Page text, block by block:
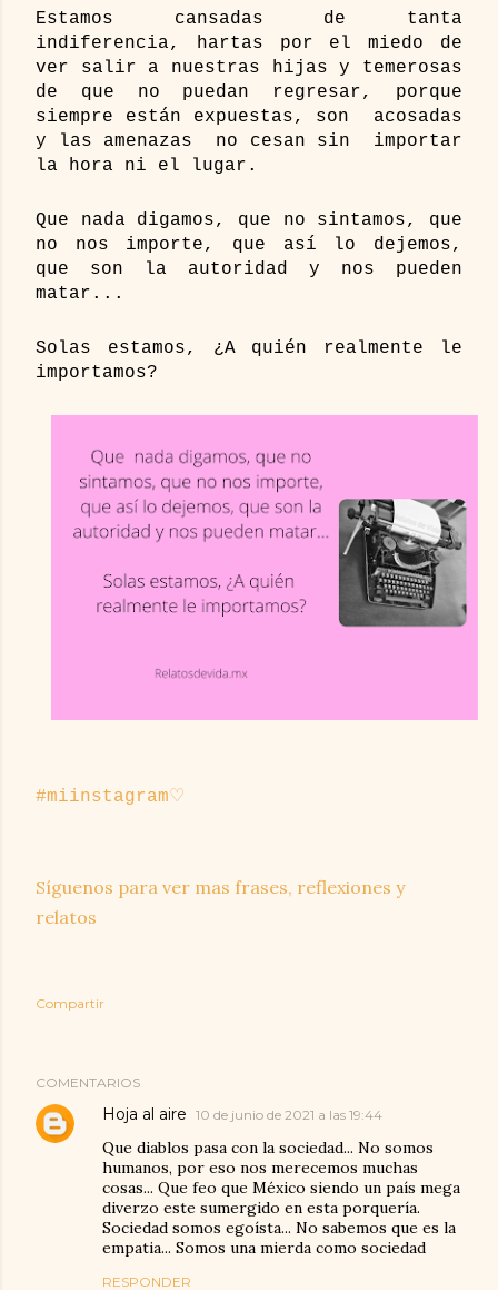
Estamos cansadas de tanta
indiferencia, hartas por el miedo de
ver salir a nuestras hijas y temerosas
de que no puedan regresar, porque
siempre están expuestas, son  acosadas
y las amenazas  no cesan sin  importar
la hora ni el lugar.
Que nada digamos, que no sintamos, que
no nos importe, que así lo dejemos,
que son la autoridad y nos pueden
matar...
Solas estamos, ¿A quién realmente le
importamos?
#miinstagram♡
Síguenos para ver mas frases, reflexiones y
relatos
Compartir
COMENTARIOS
Hoja al aire 10 de junio de 2021 a las 19:44
Que diablos pasa con la sociedad... No somos
humanos, por eso nos merecemos muchas
cosas... Que feo que México siendo un país mega
diverzo este sumergido en esta porquería.
Sociedad somos egoísta... No sabemos que es la
empatia... Somos una mierda como sociedad
RESPONDER